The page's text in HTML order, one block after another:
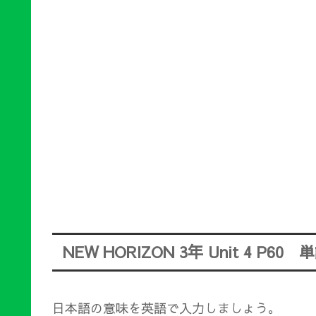
NEW HORIZON 3年 Unit 4 P60 単
日本語の意味を英語で入力しましょう。